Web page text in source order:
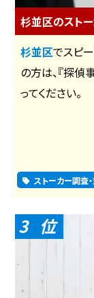
杉並区のスト
杉並区でスピ
の方は、『探
ってください。
ストーカー調査
3